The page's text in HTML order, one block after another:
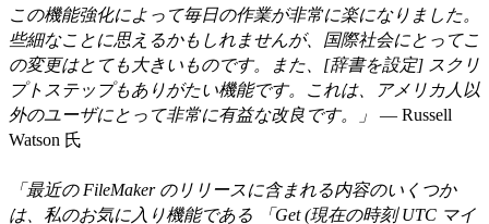
この機能強化によって毎日の作業が非常に楽になりました。
些細なことに思えるかもしれませんが、国際社会にとってこ
の変更はとても大きいものです。また、[辞書を設定] スクリ
プトステップもありがたい機能です。これは、アメリカ人以
外のユーザにとって非常に有益な改良です。」
— Russell
Watson 氏
「最近の FileMaker のリリースに含まれる内容のいくつか
は、私のお気に入り機能である 「Get (現在の時刻 UTC マイ